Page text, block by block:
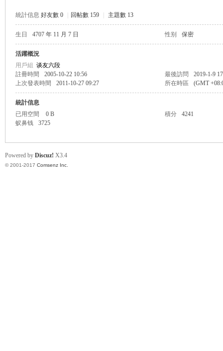
統計信息 好友數 0 回帖數 159 主題數 13
生日 4707 年 11 月 7 日 性别 保密
活躍概況
用戶組 谈友六段
註冊時間
2005-10-22 10:56 最後訪問
2019-1-9
上次發表時間
2011-10-27 09:27 所在時區 (GMT
統計信息
已用空間
0 B 積分
4241
蚁鼻钱
3725
Powered by Discuz! X3.4
© 2001-2017 Comsenz Inc.